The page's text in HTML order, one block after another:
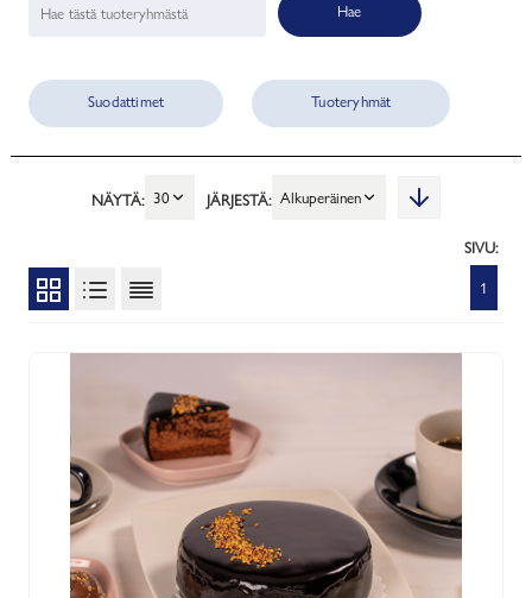
Hae
Suodattimet Tuoteryhmät
NÄYTÄ: 30 JÄRJESTÄ: Alkuperäinen
SIVU:
1